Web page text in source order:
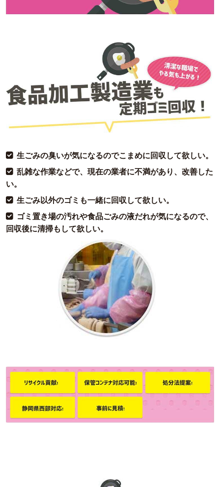
生ごみの臭いが気になるのでこまめに回収して欲しい。
乱雑な作業などで、現在の業者に不満があり、改善した
い。
生ごみ以外のゴミも一緒に回収して欲しい。
ゴミ置き場の汚れや食品ごみの液だれが気になるので、
回収後に清掃もして欲しい。